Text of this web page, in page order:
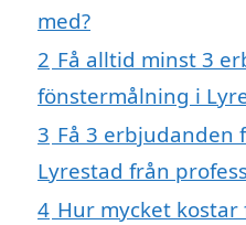
med?
2 Få alltid minst 3
fönstermålning i
3 Få 3 erbjudanden
Lyrestad från
4 Hur mycket